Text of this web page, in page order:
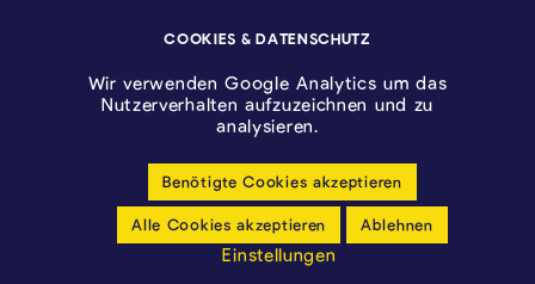
Cookie-Einstellungen anpassen
Barrierfreiheitserklärung
COOKIES & DATENSCHUTZ
Wir verwenden Google Analytics um das
Nutzerverhalten aufzuzeichnen und zu
analysieren.
Benötigte Cookies akzeptieren
Alle Cookies akzeptieren Ablehnen
Einstellungen